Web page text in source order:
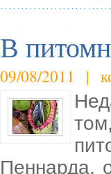
В
09/08/2011 |
Пеннарда,